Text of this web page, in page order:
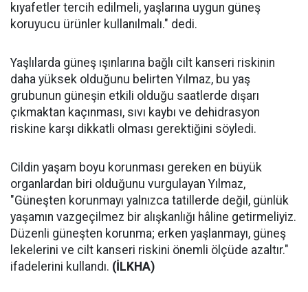
kıyafetler tercih edilmeli, yaşlarına uygun güneş
koruyucu ürünler kullanılmalı." dedi.
Yaşlılarda güneş ışınlarına bağlı cilt kanseri riskinin
daha yüksek olduğunu belirten Yılmaz, bu yaş
grubunun güneşin etkili olduğu saatlerde dışarı
çıkmaktan kaçınması, sıvı kaybı ve dehidrasyon
riskine karşı dikkatli olması gerektiğini söyledi.
Cildin yaşam boyu korunması gereken en büyük
organlardan biri olduğunu vurgulayan Yılmaz,
"Güneşten korunmayı yalnızca tatillerde değil, günlük
yaşamın vazgeçilmez bir alışkanlığı hâline getirmeliyiz.
Düzenli güneşten korunma; erken yaşlanmayı, güneş
lekelerini ve cilt kanseri riskini önemli ölçüde azaltır."
ifadelerini kullandı. (İLKHA)